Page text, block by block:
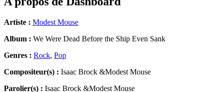
Artiste : Modest Mouse
Album : We Were Dead Before the Ship Even Sank
Genres : Rock, Pop
Compositeur(s) : Isaac Brock &Modest Mouse
Parolier(s) : Isaac Brock &Modest Mouse